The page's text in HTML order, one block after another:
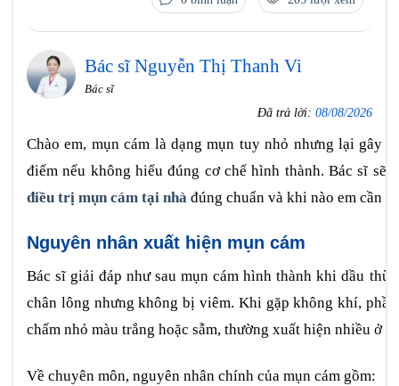
Bác sĩ Nguyễn Thị Thanh Vi
Bác sĩ
Đã trả lời: 08/08/2026
Chào em, mụn cám là dạng mụn tuy nhỏ nhưng lại gây
điểm nếu không hiểu đúng cơ chế hình thành. Bác sĩ sẽ
điều trị mụn cám tại nhà đúng chuẩn và khi nào em cần
Nguyên nhân xuất hiện mụn cám
Bác sĩ giải đáp như sau mụn cám hình thành khi dầu
chân lông nhưng không bị viêm. Khi gặp không khí,
chấm nhỏ màu trắng hoặc sẫm, thường xuất hiện nhiều ở
Về chuyên môn, nguyên nhân chính của mụn cám gồm: